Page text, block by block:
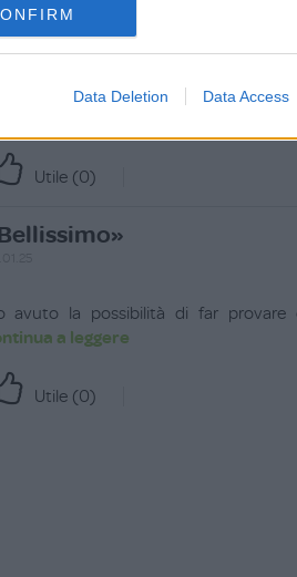
Data Deletion Data Access
un peluche interattivo di alta
Utile (0)
avuto la possibilità di far
a leggere
Utile (0)